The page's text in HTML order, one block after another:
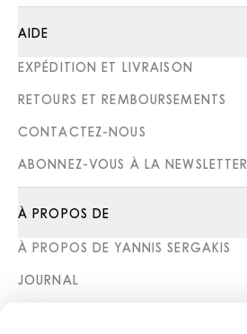
AIDE
EXPÉDITION ET LIVRAISON
RETOURS ET REMBOURSEMENTS
CONTACTEZ-NOUS
ABONNEZ-VOUS À LA NEWSLETTER
À PROPOS DE
À PROPOS DE YANNIS SERGAKIS
JOURNAL